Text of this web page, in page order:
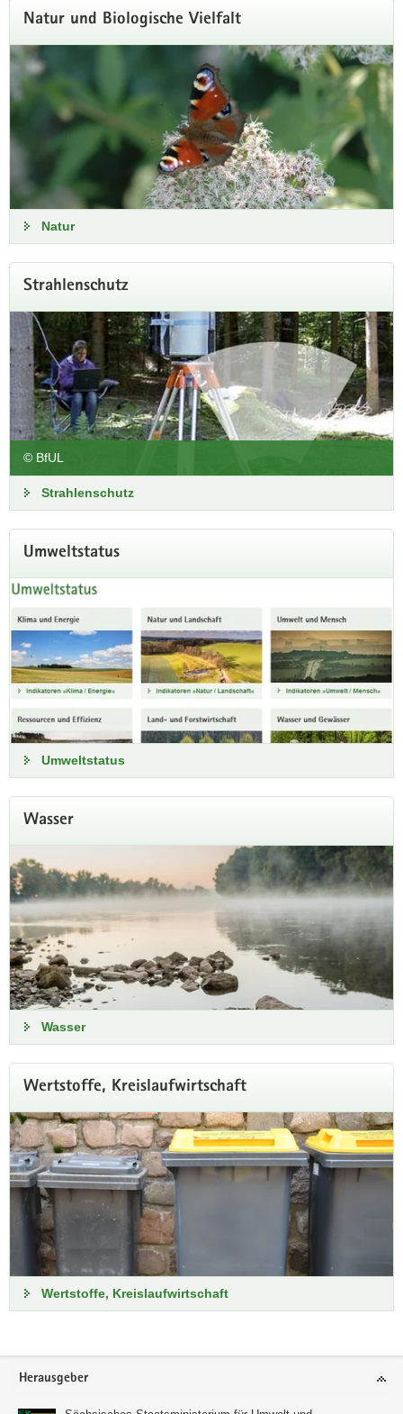
Natur und Biologische Vielfalt
Natur
Strahlenschutz
© BfUL
Strahlenschutz
Umweltstatus
Umweltstatus
Wasser
Wasser
Wertstoffe, Kreislaufwirtschaft
Wertstoffe, Kreislaufwirtschaft
Footer-
Herausgeber